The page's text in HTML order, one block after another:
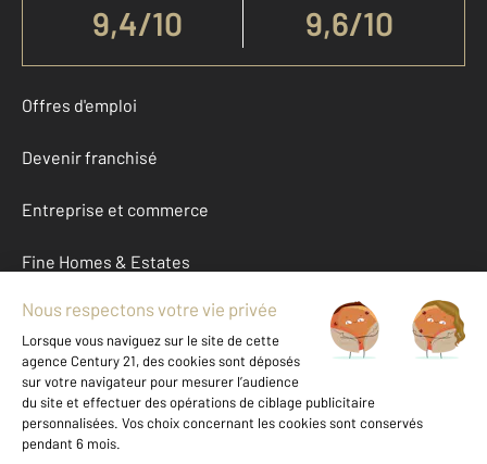
9,4/10 9,6/10
Offres d'emploi
Devenir franchisé
Entreprise et commerce
Fine Homes & Estates
À propos
International
Nous contacter